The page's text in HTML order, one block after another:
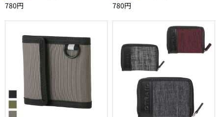
780円 780円